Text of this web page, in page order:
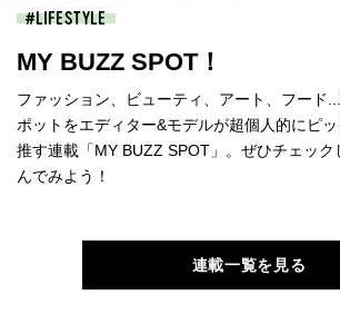
LIFESTYLE
MY BUZZ SPOT！
ファッション、ビューティ、アート、フード
ポットをエディター&モデルが超個人的にピ
推す連載「MY BUZZ SPOT」。ぜひチェック
んでみよう！
連載一覧を見る